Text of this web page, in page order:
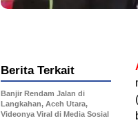
Berita Terkait
Banjir Rendam Jalan di
Langkahan, Aceh Utara,
Videonya Viral di Media Sosial